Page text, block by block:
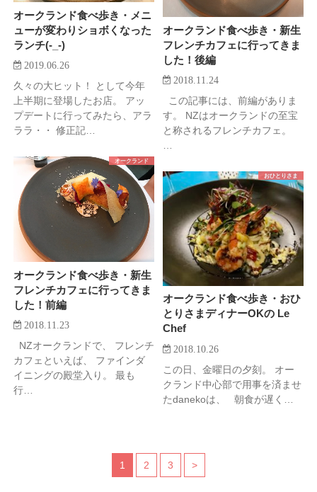
オークランド食べ歩き・メニ
ューが変わりショボくなった
ランチ(-_-)
2019.06.26
久々の大ヒット！ として今年
上半期に登場したお店。 アッ
プデートに行ってみたら、アラ
ララ・・ 修正記…
オークランド食べ歩き・新生
フレンチカフェに行ってきま
した！後編
2018.11.24
この記事には、前編がありま
す。 NZはオークランドの至宝
と称されるフレンチカフェ。
オークランド
オークランド食べ歩き・新生
フレンチカフェに行ってきま
した！前編
2018.11.23
NZオークランドで、 フレンチ
カフェといえば、 ファインダ
イニングの殿堂入り。 最も
行…
おひとりさま
オークランド食べ歩き・おひ
とりさまディナーOKの Le
Chef
2018.10.26
この日、金曜日の夕刻。 オー
クランド中心部で用事を済ませ
たdanekoは、 朝食が遅く…
1 2 3 >